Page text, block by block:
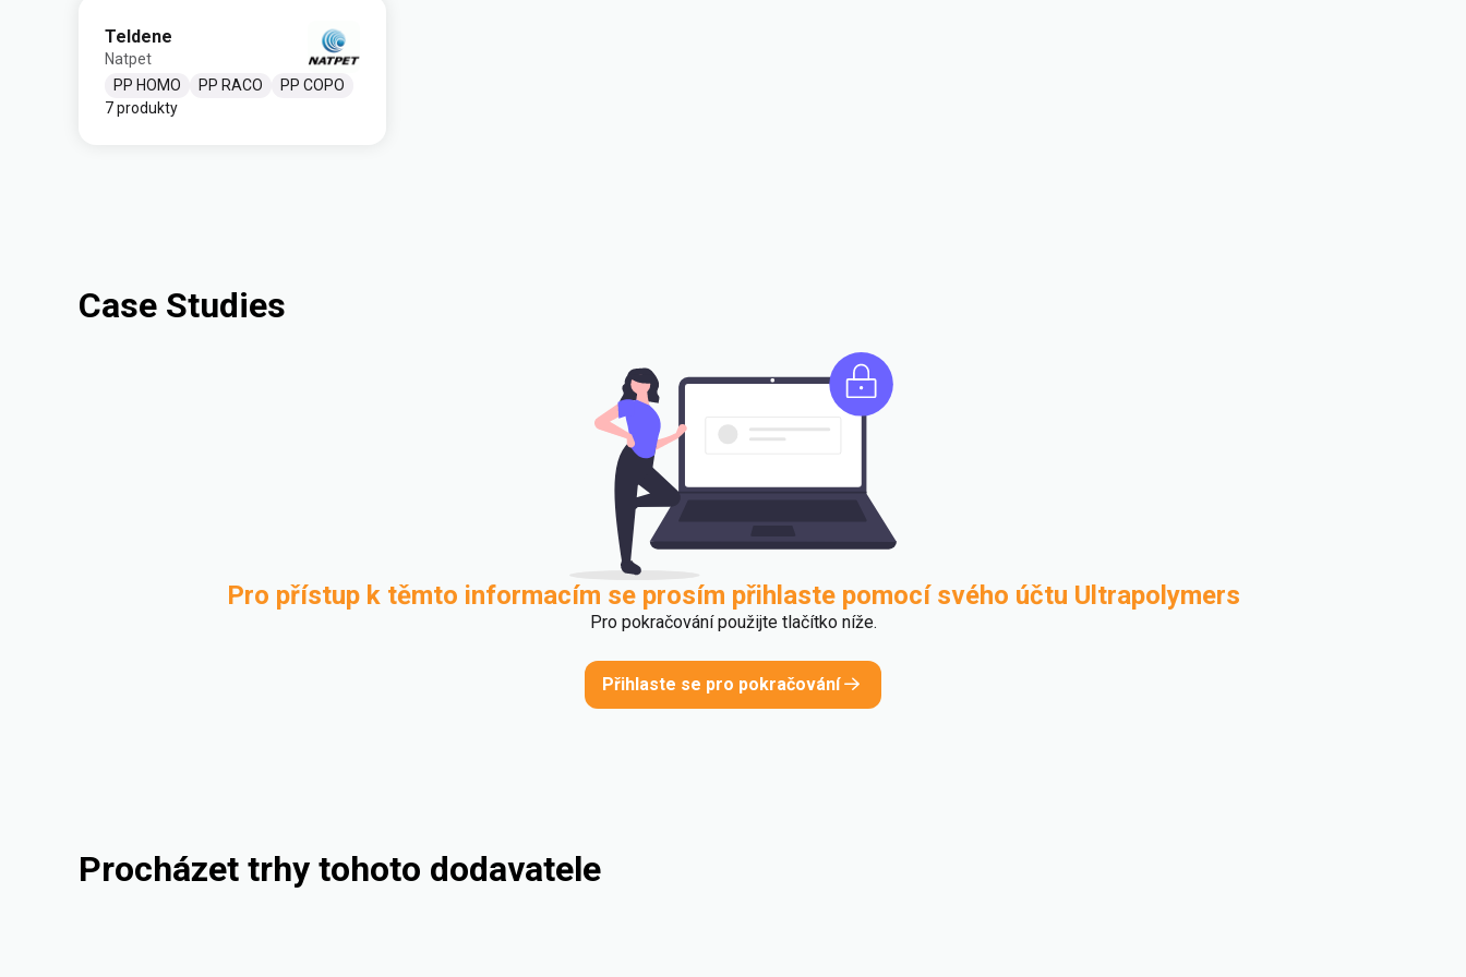
Teldene
Natpet
PP HOMO
PP RACO
PP COPO
7 produkty
Case Studies
Pro přístup k těmto informacím se prosím přihlaste pomocí svého účtu Ultrapolymers
Pro pokračování použijte tlačítko níže.
Přihlaste se pro pokračování
Procházet trhy tohoto dodavatele